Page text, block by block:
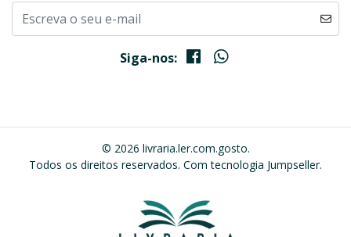
Siga-nos:
© 2026 livraria.ler.com.gosto.
Todos os direitos reservados. Com tecnologia Jumpseller.